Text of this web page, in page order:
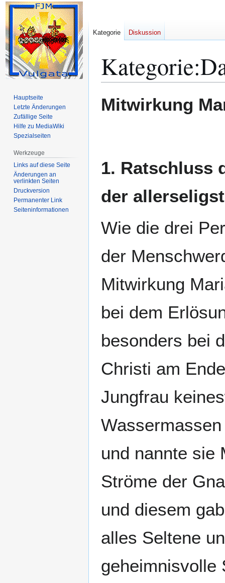
Kategorie:
Navigation
Suche
Mitwirkung
1. Ratschluss
der
Wie die drei
der
Mitwirkung
bei dem
besonders bei
Christi am
Jungfrau
und nannte sie
Ströme der
und diesem
alles Seltene
geheimnisvolle
Kategorie Diskussion
Hauptseite
Letzte Änderungen
Zufällige Seite
Hilfe zu MediaWiki
Spezialseiten
Werkzeuge
Links auf diese Seite
Änderungen an
verlinkten Seiten
Druckversion
Permanenter Link
Seiten­­informationen